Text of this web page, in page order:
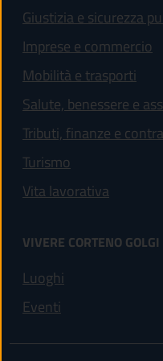
Giustizia e sicurezza
Imprese e commercio
Mobilità e trasporti
Salute, benessere e
Tributi, finanze e
Turismo
Vita lavorativa
VIVERE CORTENO GOLGI
Luoghi
Eventi